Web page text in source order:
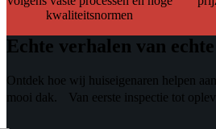
kwaliteitsnormen
Echte verhalen van
Ontdek hoe wij huiseigenaren helpen
mooi dak. Van eerste inspectie tot